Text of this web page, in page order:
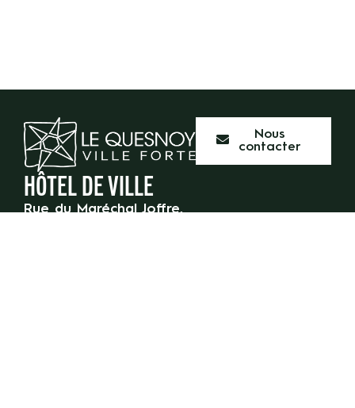
Nous
contacter
HÔTEL DE VILLE
Rue du Maréchal Joffre,